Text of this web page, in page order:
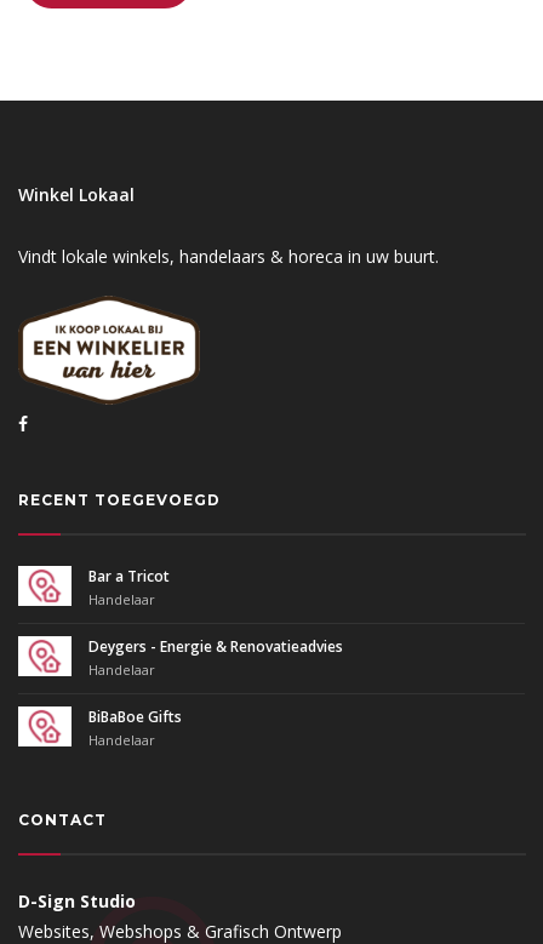
Winkel Lokaal
Vindt lokale winkels, handelaars & horeca in uw buurt.
RECENT TOEGEVOEGD
Bar a Tricot
Handelaar
Deygers - Energie & Renovatieadvies
Handelaar
BiBaBoe Gifts
Handelaar
CONTACT
D-Sign Studio
Websites, Webshops & Grafisch Ontwerp